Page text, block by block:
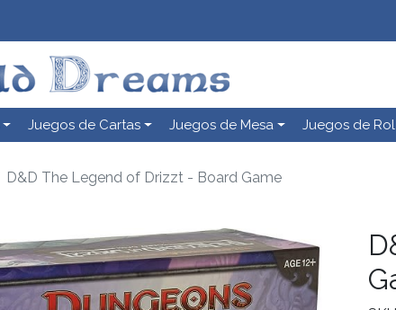
Juegos de Cartas Juegos de Mesa Juegos de Rol
D&D The Legend of Drizzt - Board Game